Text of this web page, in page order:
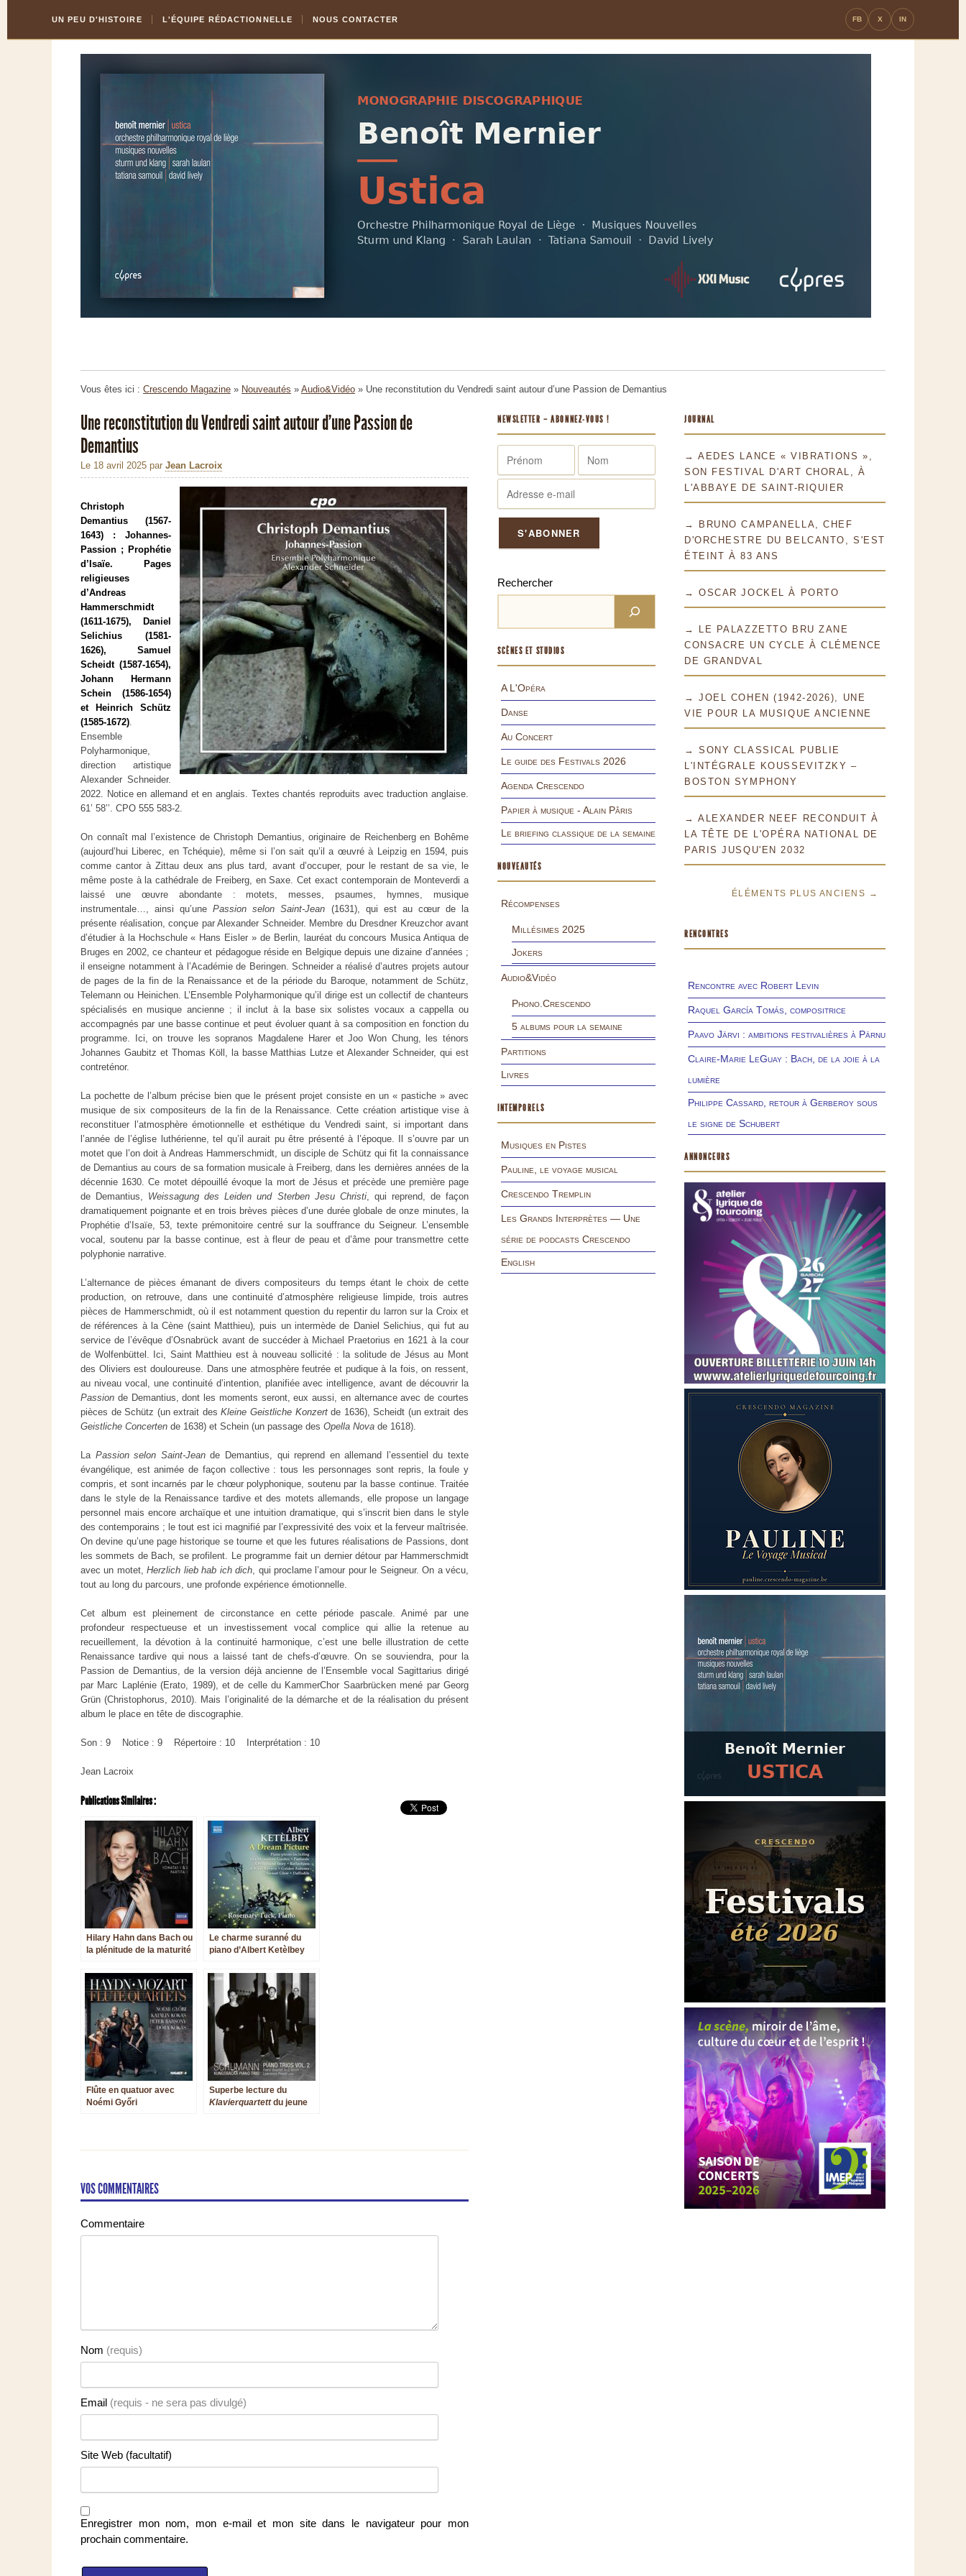
Content
la
UN PEU D'HISTOIRE L'ÉQUIPE RÉDACTIONNELLE NOUS CONTACTER FB X IN
Vous êtes ici : Crescendo Magazine » Nouveautés » Audio&Vidéo » Une reconstitution du Vendredi saint autour d’une Passion de Demantius
Une reconstitution du Vendredi saint autour d’une Passion de
Demantius
Le 18 avril 2025 par Jean Lacroix
Christoph
Demantius (1567-
1643) : Johannes-
Passion ; Prophétie
d’Isaïe. Pages
religieuses
d’Andreas
Hammerschmidt
(1611-1675), Daniel
Selichius (1581-
1626), Samuel
Scheidt (1587-1654),
Johann Hermann
Schein (1586-1654)
et Heinrich Schütz
(1585-1672).
Ensemble
Polyharmonique,
direction artistique
Alexander Schneider.
2022. Notice en allemand et en anglais. Textes chantés reproduits avec traduction anglaise.
61’ 58’’. CPO 555 583-2.
On connaît mal l’existence de Christoph Demantius, originaire de Reichenberg en Bohême
(aujourd’hui Liberec, en Tchéquie), même si l’on sait qu’il a œuvré à Leipzig en 1594, puis
comme cantor à Zittau deux ans plus tard, avant d’occuper, pour le restant de sa vie, le
même poste à la cathédrale de Freiberg, en Saxe. Cet exact contemporain de Monteverdi a
laissé une œuvre abondante : motets, messes, psaumes, hymnes, musique
instrumentale…, ainsi qu’unePassion selon Saint-Jean (1631), qui est au cœur de la
présente réalisation, conçue par Alexander Schneider. Membre du Dresdner Kreuzchor avant
d’étudier à la Hochschule « Hans Eisler » de Berlin, lauréat du concours Musica Antiqua de
Bruges en 2002, ce chanteur et pédagogue réside en Belgique depuis une dizaine d’années ;
il enseigne notamment à l’Académie de Beringen. Schneider a réalisé d’autres projets autour
de pages de la fin de la Renaissance et de la période du Baroque, notamment de Schütz,
Telemann ou Heinichen. L’Ensemble Polyharmonique qu’il dirige est un collectif de chanteurs
spécialisés en musique ancienne ; il inclut à la base six solistes vocaux a cappella ou
accompagnés par une basse continue et peut évoluer quant à sa composition en fonction du
programme. Ici, on trouve les sopranos Magdalene Harer et Joo Won Chung, les ténors
Johannes Gaubitz et Thomas Köll, la basse Matthias Lutze et Alexander Schneider, qui est
contreténor.
La pochette de l’album précise bien que le présent projet consiste en un « pastiche » avec
musique de six compositeurs de la fin de la Renaissance. Cette création artistique vise à
reconstituer l’atmosphère émotionnelle et esthétique du Vendredi saint, si important dans
l’année de l’église luthérienne, tel qu’il aurait pu être présenté à l’époque. Il s’ouvre par un
motet que l’on doit à Andreas Hammerschmidt, un disciple de Schütz qui fit la connaissance
de Demantius au cours de sa formation musicale à Freiberg, dans les dernières années de la
décennie 1630. Ce motet dépouillé évoque la mort de Jésus et précède une première page
de Demantius, Weissagung des Leiden und Sterben Jesu Christi, qui reprend, de façon
dramatiquement poignante et en trois brèves pièces d’une durée globale de onze minutes, la
Prophétie d’Isaïe, 53, texte prémonitoire centré sur la souffrance du Seigneur. L’ensemble
vocal, soutenu par la basse continue, est à fleur de peau et d’âme pour transmettre cette
polyphonie narrative.
L’alternance de pièces émanant de divers compositeurs du temps étant le choix de cette
production, on retrouve, dans une continuité d’atmosphère religieuse limpide, trois autres
pièces de Hammerschmidt, où il est notamment question du repentir du larron sur la Croix et
de références à la Cène (saint Matthieu),puis un intermède de Daniel Selichius, qui fut au
service de l’évêque d’Osnabrück avant de succéder à Michael Praetorius en 1621 à la cour
de Wolfenbüttel. Ici, Saint Matthieu est à nouveau sollicité : la solitude de Jésus au Mont
des Oliviers est douloureuse. Dans une atmosphère feutrée et pudique à la fois, on ressent,
au niveau vocal, une continuité d’intention, planifiée avec intelligence, avant de découvrir la
Passion de Demantius, dont les moments seront, eux aussi, en alternance avec de courtes
pièces de Schütz (un extrait desKleine Geistliche Konzertde 1636), Scheidt (un extrait des
Geistliche Concerten de 1638) et Schein (un passage des Opella Nova de 1618).
La Passion selon Saint-Jeande Demantius, qui reprend en allemand l’essentiel du texte
évangélique, est animée de façon collective : tous les personnages sont repris, la foule y
compris, et sont incarnés par le chœur polyphonique, soutenu par la basse continue. Traitée
dans le style de la Renaissance tardive et des motets allemands, elle propose un langage
personnel mais encore archaïque et une intuition dramatique, qui s’inscrit bien dans le style
des contemporains ; le tout est ici magnifié par l’expressivité des voix et la ferveur maîtrisée.
On devine qu’une page historique se tourne et que les futures réalisations de Passions, dont
les sommets de Bach, se profilent. Le programme fait un dernier détour par Hammerschmidt
avec un motet,Herzlich lieb hab ich dich, qui proclame l’amour pour le Seigneur. On a vécu,
tout au long du parcours, une profonde expérience émotionnelle.
Cet album est pleinement de circonstance en cette période pascale. Animé par une
profondeur respectueuse et un investissement vocal complice qui allie la retenue au
recueillement, la dévotion à la continuité harmonique, c’est une belle illustration de cette
Renaissance tardive qui nous a laissé tant de chefs-d’œuvre. On se souviendra, pour la
Passion de Demantius, de la version déjà ancienne de l’Ensemble vocal Sagittarius dirigé
par Marc Laplénie (Erato, 1989), et de celle du KammerChor Saarbrücken mené par Georg
Grün (Christophorus, 2010). Mais l’originalité de la démarche et de la réalisation du présent
album le place en tête de discographie.
Son : 9 Notice : 9 Répertoire : 10 Interprétation : 10
Jean Lacroix
Publications Similaires :
Hilary Hahn dans Bach ou
la plénitude de la maturité
Le charme suranné du
piano d’Albert Ketèlbey
Flûte en quatuor avec
Noémi Győri
Superbe lecture du
Klavierquartettdu jeune
VOS COMMENTAIRES
Commentaire
Nom (requis)
Email (requis - ne sera pas divulgé)
Site Web (facultatif)
Enregistrer mon nom, mon e-mail et mon site dans le navigateur pour mon
prochain commentaire.
NEWSLETTER – ABONNEZ-VOUS !
Rechercher
SCÈNES ET STUDIOS
A L'Opéra
Danse
Au Concert
Le guide des Festivals 2026
Agenda Crescendo
Papier à musique - Alain Pâris
Le briefing classique de la semaine
NOUVEAUTÉS
Récompenses
Millésimes 2025
Jokers
Audio&Vidéo
Phono.Crescendo
5 albums pour la semaine
Partitions
Livres
INTEMPORELS
Musiques en Pistes
Pauline, le voyage musical
Crescendo Tremplin
Les Grands Interprètes — Une
série de podcasts Crescendo
English
JOURNAL
→ AEDES LANCE « VIBRATIONS »,
SON FESTIVAL D'ART CHORAL, À
L'ABBAYE DE SAINT-RIQUIER
→ BRUNO CAMPANELLA, CHEF
D'ORCHESTRE DU BELCANTO, S'EST
ÉTEINT À 83 ANS
→ OSCAR JOCKEL À PORTO
→ LE PALAZZETTO BRU ZANE
CONSACRE UN CYCLE À CLÉMENCE
DE GRANDVAL
→ JOEL COHEN (1942-2026), UNE
VIE POUR LA MUSIQUE ANCIENNE
→ SONY CLASSICAL PUBLIE
L'INTÉGRALE KOUSSEVITZKY –
BOSTON SYMPHONY
→ ALEXANDER NEEF RECONDUIT À
LA TÊTE DE L'OPÉRA NATIONAL DE
PARIS JUSQU'EN 2032
ÉLÉMENTS PLUS ANCIENS →
RENCONTRES
Rencontre avec Robert Levin
Raquel García Tomás, compositrice
Paavo Järvi : ambitions festivalières à Pärnu
Claire-Marie LeGuay : Bach, de la joie à la
lumière
Philippe Cassard, retour à Gerberoy sous
le signe de Schubert
ANNONCEURS